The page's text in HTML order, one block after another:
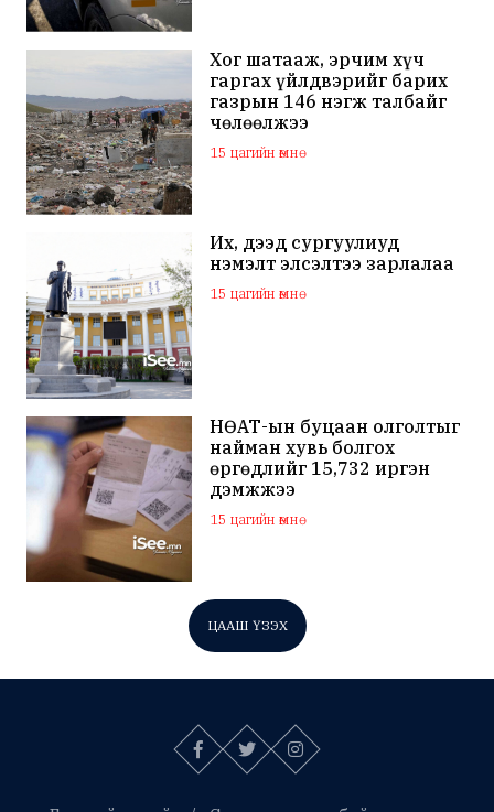
Хог шатааж, эрчим хүч
гаргах үйлдвэрийг барих
газрын 146 нэгж талбайг
чөлөөлжээ
15 цагийн өмнө
Их, дээд сургуулиуд
нэмэлт элсэлтээ зарлалаа
15 цагийн өмнө
НӨАТ-ын буцаан олголтыг
найман хувь болгох
өргөдлийг 15,732 иргэн
дэмжжээ
15 цагийн өмнө
ЦААШ ҮЗЭХ